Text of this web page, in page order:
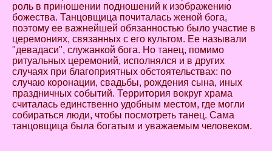
роль в приношении подношений к изображению
божества. Танцовщица почиталась женой бога,
поэтому ее важнейшей обязанностью было участие в
церемониях, связанных с его культом. Ее называли
"девадаси", служанкой бога. Но танец, помимо
ритуальных церемоний, исполнялся и в других
случаях при благоприятных обстоятельствах: по
случаю коронации, свадьбы, рождения сына, иных
праздничных событий. Территория вокруг храма
считалась единственно удобным местом, где могли
собираться люди, чтобы посмотреть танец. Сама
танцовщица была богатым и уважаемым человеком.